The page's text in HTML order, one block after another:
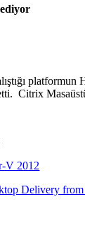
Citrix
V 2012
Delivery